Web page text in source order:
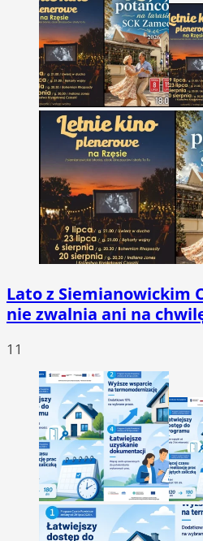
Lato z Siemianowickim
nie zwalnia ani na
11